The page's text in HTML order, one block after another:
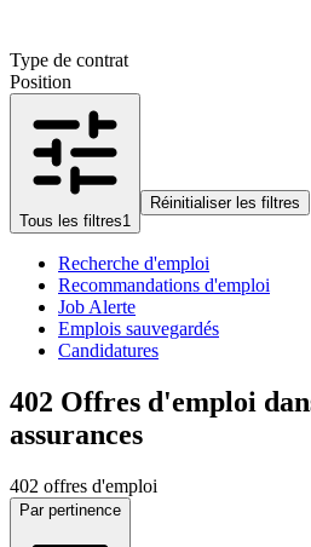
Type de contrat
Position
Tous les filtres1
Réinitialiser les filtres
Recherche d'emploi
Recommandations d'emploi
Job Alerte
Emplois sauvegardés
Candidatures
402 Offres d'emploi
assurances
402 offres d'emploi
Par pertinence